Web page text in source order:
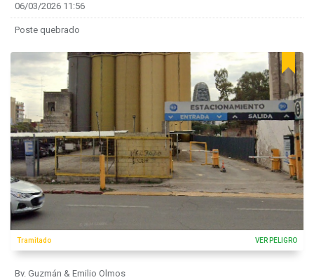
06/03/2026 11:56
Poste quebrado
Tramitado VER PELIGRO
Bv. Guzmán & Emilio Olmos